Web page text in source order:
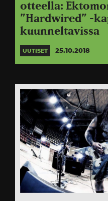
otteella:
”Hardwired” -
kuunneltavissa
UUTISET 25.10.2018